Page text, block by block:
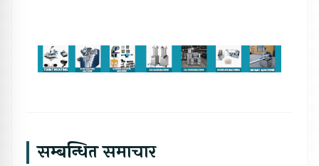
सम्बन्धित समाचार